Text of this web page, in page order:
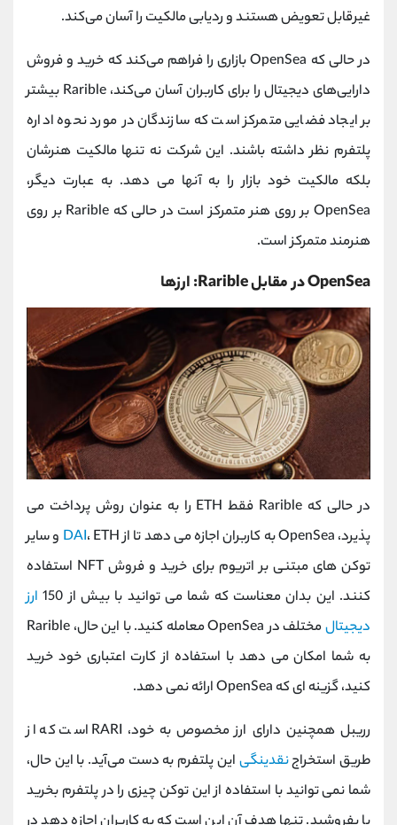
غیرقابل تعویض هستند و ردیابی مالکیت را آسان می‌کند.
در حالی که OpenSea بازاری را فراهم می‌کند که خرید و فروش
دارایی‌های دیجیتال را برای کاربران آسان می‌کند، Rarible بیشتر
بر ایجاد فضایی متمرکز است که سازندگان در مورد نحوه اداره
پلتفرم نظر داشته باشند. این شرکت نه تنها مالکیت هنرشان
بلکه مالکیت خود بازار را به آنها می دهد. به عبارت دیگر،
OpenSea بر روی هنر متمرکز است در حالی که Rarible بر روی
هنرمند متمرکز است.
OpenSea در مقابل Rarible: ارزها
در حالی که Rarible فقط ETH را به عنوان روش پرداخت می
پذیرد، OpenSea به کاربران اجازه می دهد تا از
DAI ، ETH و سایر
توکن های مبتنی بر اتریوم برای خرید و فروش NFT استفاده
کنند. این بدان معناست که شما می توانید با بیش از 150
ارز
دیجیتال
مختلف در OpenSea معامله کنید. با این حال، Rarible
به شما امکان می دهد با استفاده از کارت اعتباری خود خرید
کنید، گزینه ای که OpenSea ارائه نمی دهد.
رریبل همچنین دارای ارز مخصوص به خود، RARI است که از
طریق استخراجنقدینگی این پلتفرم به دست می‌آید. با این حال،
شما نمی توانید با استفاده از این توکن چیزی را در پلتفرم بخرید